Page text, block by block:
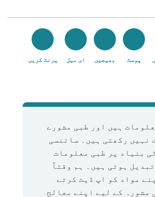
پوسٹ بھیجیں ای میل پرنٹ کریں
ہیں اور طبی مشورے
نہیں رکھتی ہیں۔ سائنسی
بنیاد پر طبی معلومات
ہوتی ہیں۔ ہم وقتاً
مواد کو اپ ڈیٹ کرتے
مشورہ کے لیے اپنے معالج